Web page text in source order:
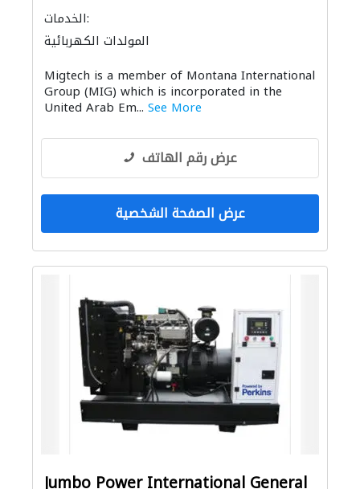
الخدمات:
المولدات الكهربائية
أنظمة الطاقة الشمسية المنزلية
Migtech is a member of Montana International
Group (MIG) which is incorporated in the
United Arab Em... See More
عرض رقم الهاتف
عرض الصفحة الشخصية